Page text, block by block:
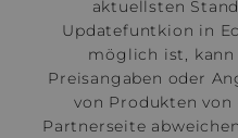
aktuellsten
Updatefuntkion in
möglich ist, kann
Preisangaben oder
von Produkten von
Partnerseite